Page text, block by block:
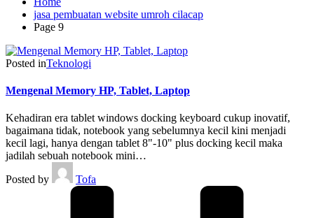
jasa pembuatan website umroh cilacap
Page 9
Posted inTeknologi
Mengenal Memory HP, Tablet, Laptop
Kehadiran era tablet windows docking keyboard cukup inovatif,
bagaimana tidak, notebook yang sebelumnya kecil kini menjadi
kecil lagi, hanya dengan tablet 8"-10" plus docking kecil maka
jadilah sebuah notebook mini…
Posted by
Tofa